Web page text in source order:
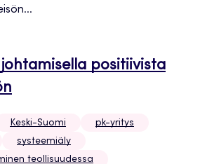
positiivista
Keski-Suomi
pk-yritys
systeemiäly
teollisuudessa